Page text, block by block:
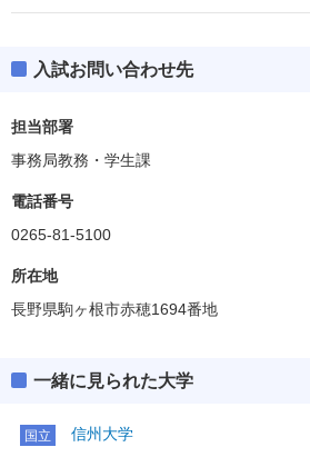
入試お問い合わせ先
担当部署
事務局教務・学生課
電話番号
0265-81-5100
所在地
長野県駒ヶ根市赤穂1694番地
一緒に見られた大学
国立 信州大学